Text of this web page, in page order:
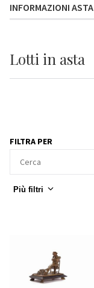
INFORMAZIONI ASTA
Lotti in asta
FILTRA PER
Più filtri